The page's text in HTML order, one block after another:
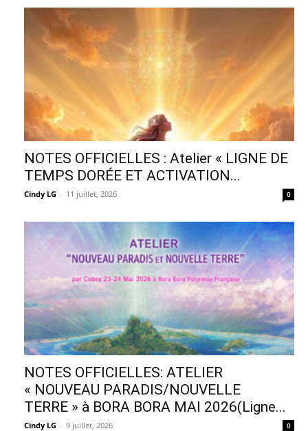
NOTES OFFICIELLES : Atelier « LIGNE DE
TEMPS DORÉE ET ACTIVATION...
Cindy LG - 11 juillet, 2026 0
NOTES OFFICIELLES: ATELIER
« NOUVEAU PARADIS/NOUVELLE
TERRE » à BORA BORA MAI 2026(Ligne...
Cindy LG - 9 juillet, 2026 0